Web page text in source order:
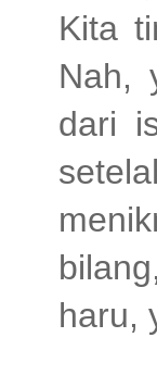
Kita
Nah,
dari
haru,